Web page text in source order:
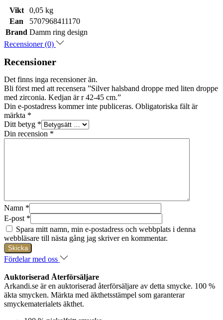
Vikt
0,05 kg
Ean
5707968411170
Brand Damm ring design
Recensioner (0)
Recensioner
Det finns inga recensioner än.
Bli först med att recensera ”Silver halsband droppe med liten droppe
med zirconia. Kedjan är r 42-45 cm.”
Din e-postadress kommer inte publiceras. Obligatoriska fält är
märkta *
Ditt betyg *
Din recension *
Namn *
E-post *
Spara mitt namn, min e-postadress och webbplats i denna
webbläsare till nästa gång jag skriver en kommentar.
Fördelar med oss
Auktoriserad Återförsäljare
Arkandi.se är en auktoriserad återförsäljare av detta smycke. 100 %
äkta smycken. Märkta med äkthetsstämpel som garanterar
smyckematerialets äkthet.